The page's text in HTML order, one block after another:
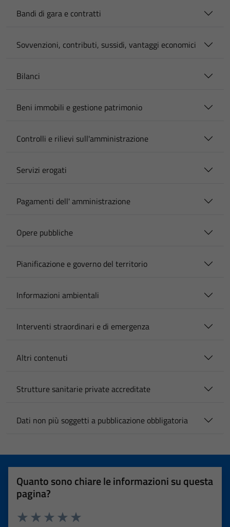
Bandi di gara e contratti
Sovvenzioni, contributi, sussidi, vantaggi economici
Bilanci
Beni immobili e gestione patrimonio
Controlli e rilievi sull'amministrazione
Servizi erogati
Pagamenti dell' amministrazione
Opere pubbliche
Pianificazione e governo del territorio
Informazioni ambientali
Interventi straordinari e di emergenza
Altri contenuti
Strutture sanitarie private accreditate
Dati non più soggetti a pubblicazione obbligatoria
Quanto sono chiare le informazioni su questa
pagina?